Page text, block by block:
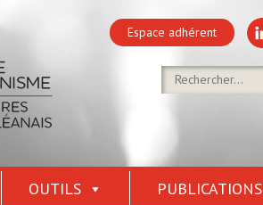
Espace adhérent
OUTILS PUBLICATIONS